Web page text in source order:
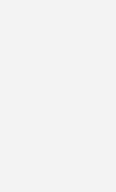
nicht nur für
vom
Sie müssen
Gewerke
eine gewisse
sicher in die
als auch eine